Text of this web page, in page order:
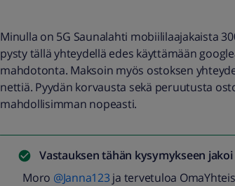
Minulla on 5G Saunalahti mobiililaajakaista
pysty tällä yhteydellä edes käyttämään
mahdotonta. Maksoin myös ostoksen
nettiä. Pyydän korvausta sekä peruutusta
mahdollisimman nopeasti.
Vastauksen tähän kysymykseen jakoi
Moro @Janna123 ja tervetuloa